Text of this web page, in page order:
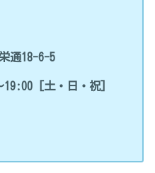
通18-6-5
[土・日・祝]